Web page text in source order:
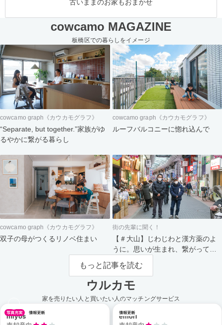
古いままのお家もおまかせ
cowcamo MAGAZINE
板橋区での暮らしをイメージ
cowcamo graph《カウカモグラフ》
“Separate, but together.”家族がゆ
るやかに繋がる暮らし
cowcamo graph《カウカモグラフ》
ルーフバルコニーに惚れ込んで
cowcamo graph《カウカモグラフ》
双子の母がつくるリノベ住まい
街の先輩に聞く！
【＃大山】じわじわと漢方薬のよ
うに。思いが生まれ、繋がってい
く街。
もっと記事を読む
ウルカモ
家を売りたい人と買いたい人のマッチングサービス
miyos
emori